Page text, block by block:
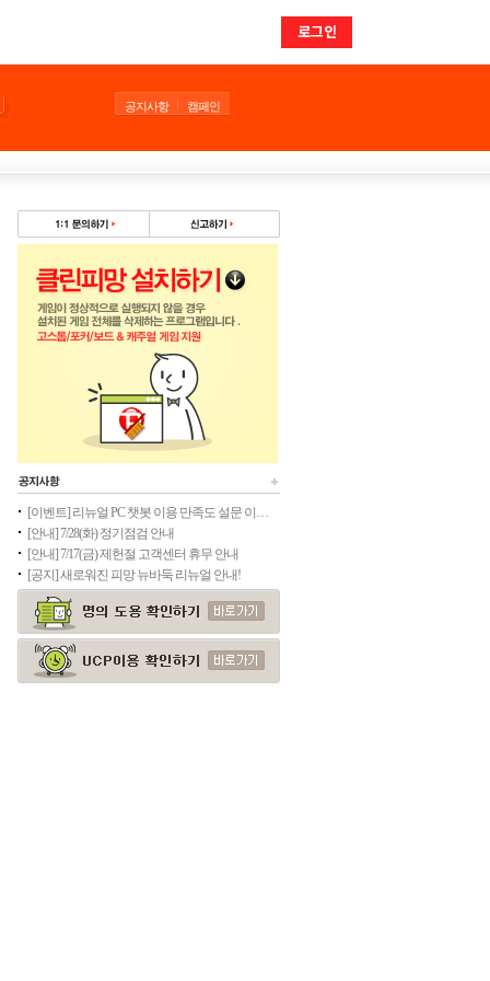
로그인
공지사항 캠페인
[이벤트] 리뉴얼 PC 챗봇 이용 만족도 설문 이벤트(종료)
[안내] 7/28(화) 정기점검 안내
[안내] 7/17(금) 제헌절 고객센터 휴무 안내
[공지] 새로워진 피망 뉴바둑 리뉴얼 안내!